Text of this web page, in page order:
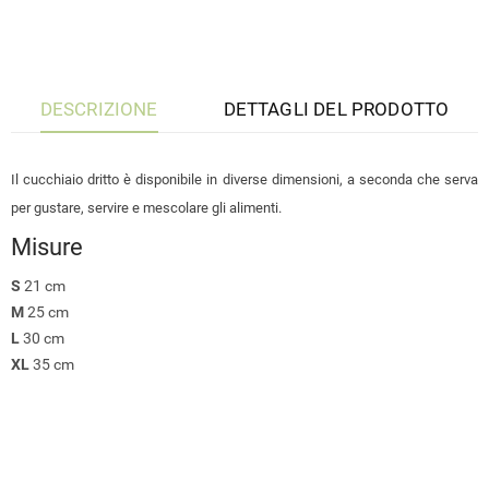
DESCRIZIONE DETTAGLI DEL PRODOTTO
Il cucchiaio dritto è disponibile in diverse dimensioni, a seconda che serva
per gustare, servire e mescolare gli alimenti.
Misure
S 21 cm
M25 cm
L30 cm
XL35 cm